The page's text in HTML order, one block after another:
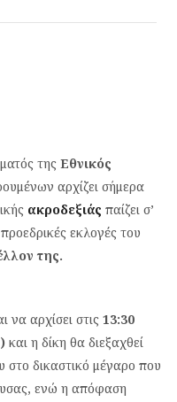
τηςΕθνικός
αρχίζει σήμερα
ακροδεξιάς παίζει σ’
εκλογές του
της.
να αρχίσει στις13:30
και η δίκη θα διεξαχθεί
στο δικαστικό μέγαρο που
ενώ η απόφαση